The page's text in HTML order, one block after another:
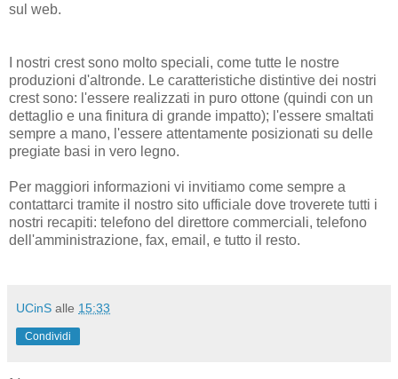
sul web.
I nostri crest sono molto speciali, come tutte le nostre
produzioni d'altronde. Le caratteristiche distintive dei nostri
crest sono: l'essere realizzati in puro ottone (quindi con un
dettaglio e una finitura di grande impatto); l'essere smaltati
sempre a mano, l'essere attentamente posizionati su delle
pregiate basi in vero legno.
Per maggiori informazioni vi invitiamo come sempre a
contattarci tramite il nostro sito ufficiale dove troverete tutti i
nostri recapiti: telefono del direttore commerciali, telefono
dell'amministrazione, fax, email, e tutto il resto.
UCinS alle 15:33
Condividi